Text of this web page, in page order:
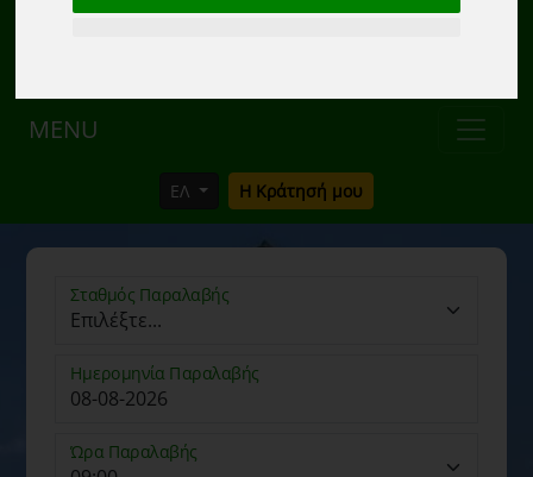
MENU
ΕΛ Η Κράτησή μου
Σταθμός Παραλαβής
Ημερομηνία Παραλαβής
Ώρα Παραλαβής